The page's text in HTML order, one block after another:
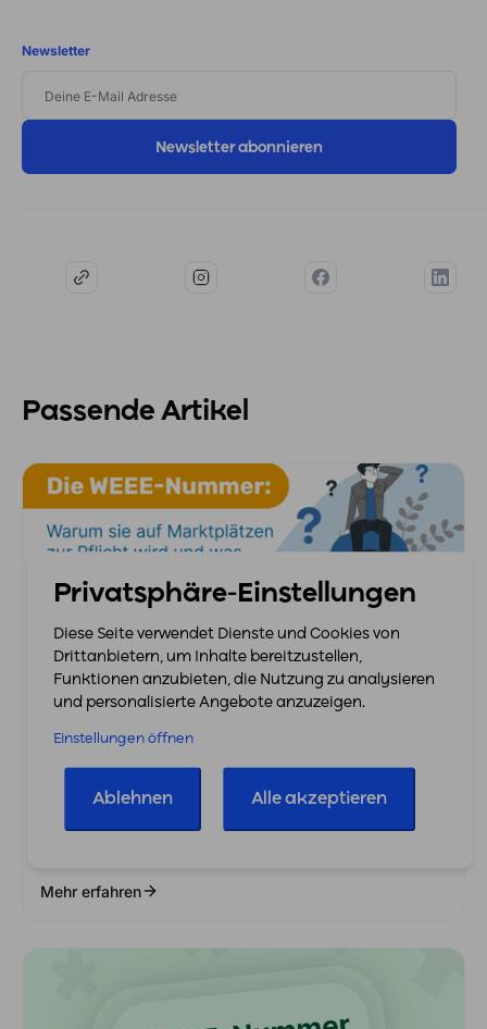
Newsletter
ADRESSE
Passende Artikel
1. Dezember 2025
Die WEEE-Nummer: Pflicht Für Den Verkauf
Von Elektro- Und Elektronikgeräten
Gründung
Schnittstellen Tipps & Tricks
Mehr erfahren
Privatsphäre-Einstellungen
Diese Seite verwendet Dienste und Cookies von
Drittanbietern, um Inhalte bereitzustellen,
Funktionen anzubieten, die Nutzung zu analysieren
und personalisierte Angebote anzuzeigen.
Einstellungen öffnen
Ablehnen Alle akzeptieren